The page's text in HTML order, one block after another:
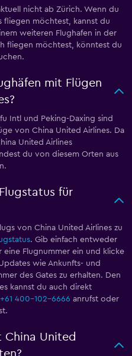
nicht ab Zürich. Wenn du
fliegen möchtest, kannst du
weiteren Flughafen in der
fliegen möchtest, könntest du
mit Flügen
Intl und Peking-Daxing sind
von China United Airlines. Da
United Airlines
du von diesem Orten aus
für
von China United Airlines zu
. Gib einfach entweder
eine Flugnummer ein und klicke
wie Ankunfts- und
des Gates zu erhalten. Den
kannst du auch direkt
+61 400-102-6666 anrufst oder
China United